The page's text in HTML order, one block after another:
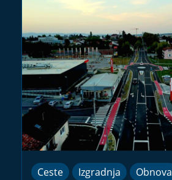
Ceste Izgradnja Obnova